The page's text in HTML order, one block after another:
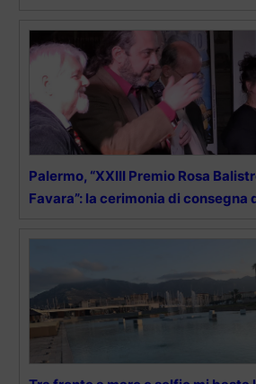
Palermo, “XXIII Premio Rosa
Favara”: la cerimonia di consegna